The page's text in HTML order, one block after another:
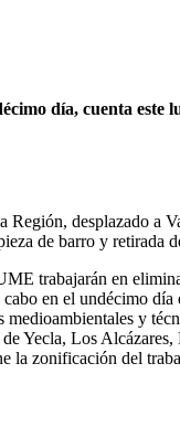
día, cuenta este
desplazado a
de barro y retirada
trabajarán en
cabo en el undécimo
medioambientales y
Yecla, Los Alcázares,
la zonificación del